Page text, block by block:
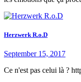
Herzwerk R.o.D
September 15, 2017
Ce n'est pas celui là ?